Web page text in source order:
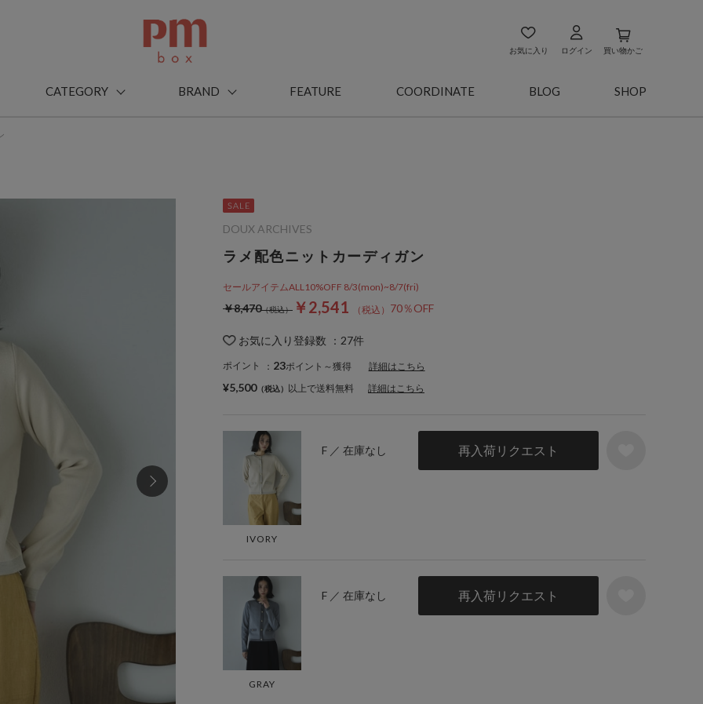
お気に入り ログイン 買い物かご
CATEGORY BRAND FEATURE COORDINATE BLOG SHOP
ラメ配色ニットカーディガン
セールアイテムALL10%OFF 8/3(mon)~8/7(fri)
￥2,541 70％OFF
￥8,470
お気に入り登録数 ： 27件
ポイント ： 23ポイント～獲得 詳細はこちら
IVORY
F ／ 在庫なし 再入荷リクエスト
GRAY
F ／ 在庫なし 再入荷リクエスト
DOUX ARCHIVES
¥5,500 以上で送料無料 詳細はこちら